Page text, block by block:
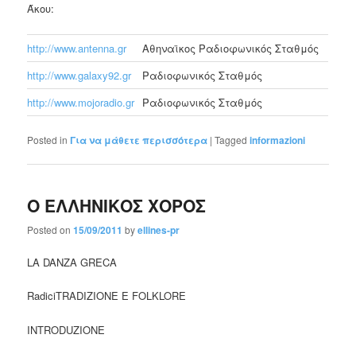
Άκου:
http://www.antenna.gr
Αθηναϊκος Ραδιοφωνικός Σταθμός
http://www.galaxy92.gr
Ραδιοφωνικός Σταθμός
http://www.mojoradio.gr Ραδιοφωνικός Σταθμός
Posted in Για να μάθετε περισσότερα |Tagged informazioni
Ο ΕΛΛΗΝΙΚΟΣ ΧΟΡΟΣ
Posted on15/09/2011 byellines-pr
LA DANZA GRECA
RadiciTRADIZIONE E FOLKLORE
INTRODUZIONE